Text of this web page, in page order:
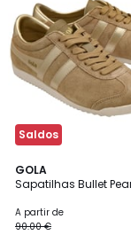
desconto
aplicado.
Saldos
GOLA
Sapatilhas Bullet
A partir de
90.00 €
4
/
4
Cores